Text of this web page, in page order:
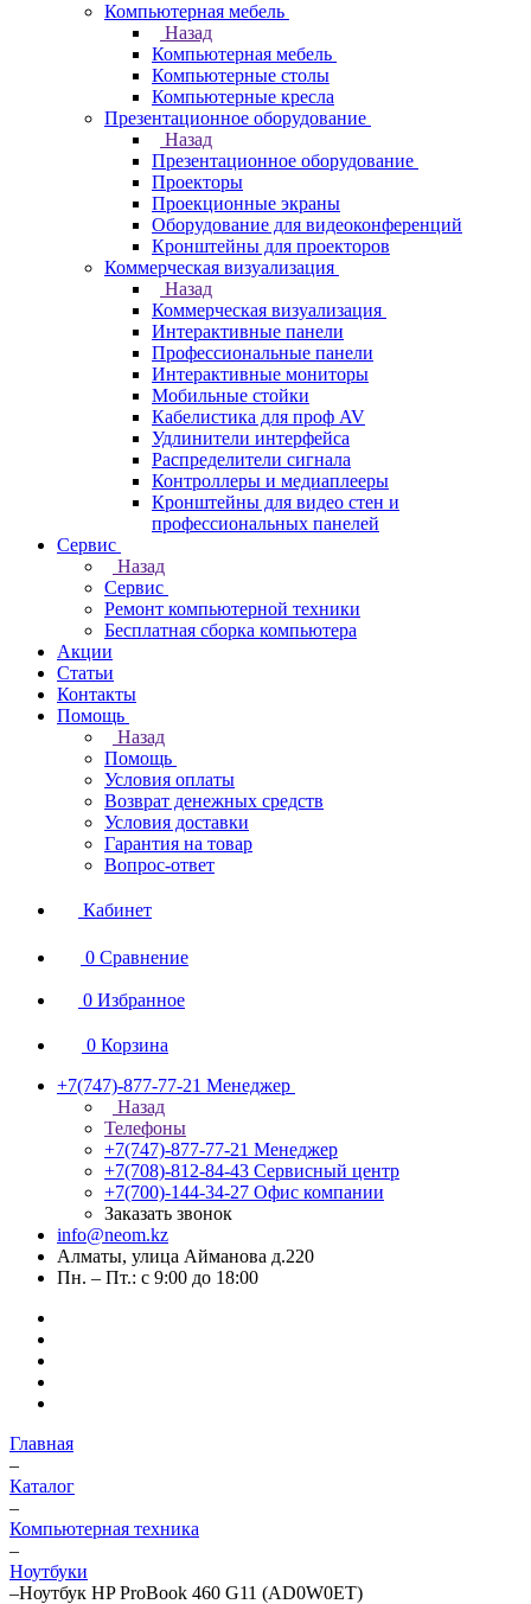
Компьютерная мебель
Назад
Компьютерная мебель
Компьютерные столы
Компьютерные кресла
Презентационное оборудование
Назад
Презентационное оборудование
Проекторы
Проекционные экраны
Оборудование для видеоконференций
Кронштейны для проекторов
Коммерческая визуализация
Назад
Коммерческая визуализация
Интерактивные панели
Профессиональные панели
Интерактивные мониторы
Мобильные стойки
Кабелистика для проф AV
Удлинители интерфейса
Распределители сигнала
Контроллеры и медиаплееры
Кронштейны для видео стен и
профессиональных панелей
Сервис
Назад
Сервис
Ремонт компьютерной техники
Бесплатная сборка компьютера
Акции
Статьи
Контакты
Помощь
Назад
Помощь
Условия оплаты
Возврат денежных средств
Условия доставки
Гарантия на товар
Вопрос-ответ
Кабинет
0 Сравнение
0 Избранное
0 Корзина
+7(747)-877-77-21 Менеджер
Назад
Телефоны
+7(747)-877-77-21 Менеджер
+7(708)-812-84-43 Сервисный центр
+7(700)-144-34-27 Офис компании
Заказать звонок
info@neom.kz
Алматы, улица Айманова д.220
Пн. – Пт.: с 9:00 до 18:00
Главная
–
Каталог
–
Компьютерная техника
–
Ноутбуки
–Ноутбук HP ProBook 460 G11 (AD0W0ET)